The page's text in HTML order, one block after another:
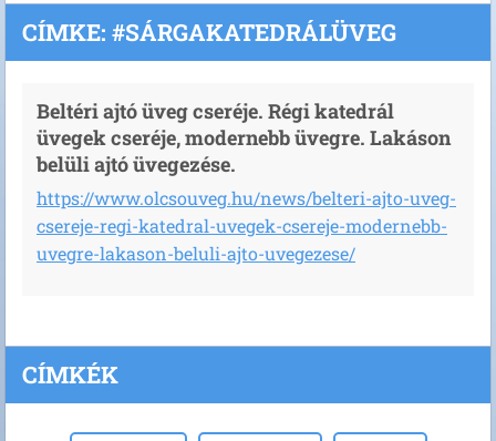
CÍMKE: #SÁRGAKATEDRÁLÜVEG
Beltéri ajtó üveg cseréje. Régi katedrál
üvegek cseréje, modernebb üvegre. Lakáson
belüli ajtó üvegezése.
https://www.olcsouveg.hu/news/belteri-ajto-uveg-
csereje-regi-katedral-uvegek-csereje-modernebb-
uvegre-lakason-beluli-ajto-uvegezese/
CÍMKÉK